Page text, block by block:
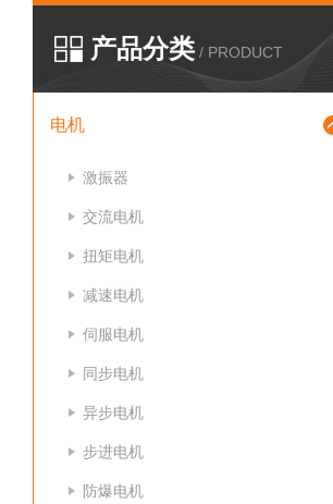
产品分类 / PRODUCT
电机
激振器
交流电机
扭矩电机
减速电机
伺服电机
同步电机
异步电机
步进电机
防爆电机